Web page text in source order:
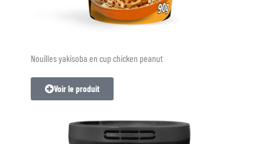
Nouilles yakisoba en cup chicken peanut
Voir le produit